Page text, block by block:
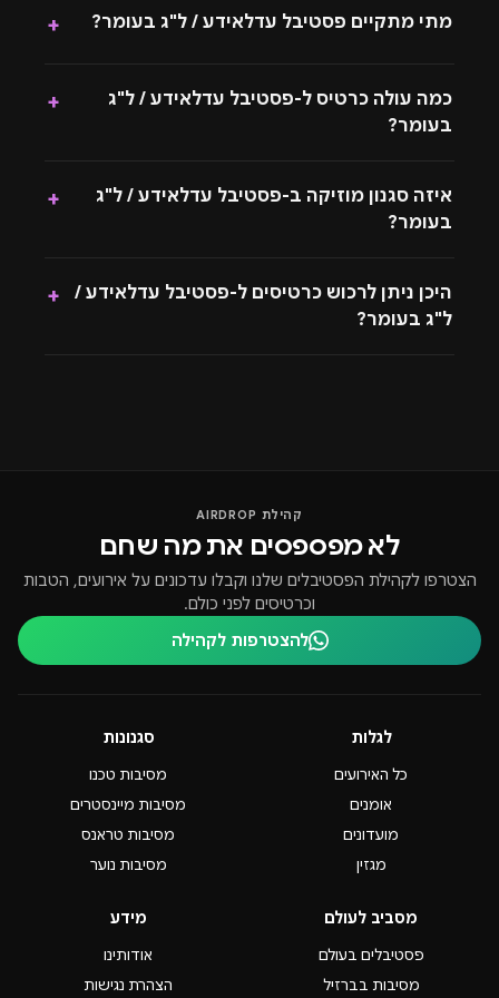
שחיים את המוזיקה ולא רק מגיעים לשמוע אותה.
מיקום ומתחם האירוע
בקרוב. המתחם ייבחר בהתאם לאופי האירוע, עם דגש על
נגישות, אווירה פתוחה, חיבור לטבע ותשתיות שיאפשרו חוויית
עד פרסום הפרטים המלאים, ניתן לצפות לאירוע באווירת
מתי מתקיים פסטיבל עדלאידע / ל"ג בעומר? +
כמה עולה כרטיס ל-פסטיבל עדלאידע / ל"ג
בעומר?
+
איזה סגנון מוזיקה ב-פסטיבל עדלאידע / ל"ג
בעומר?
+
היכן ניתן לרכוש כרטיסים ל-פסטיבל עדלאידע /
ל"ג בעומר?
+
קהילת AIRDROP
לא מפספסים את מה שחם
הצטרפו לקהילת הפסטיבלים שלנו וקבלו עדכונים על אירועים, הטבות
וכרטיסים לפני כולם.
להצטרפות לקהילה
לגלות
כל האירועים
אומנים
מועדונים
מגזין
סגנונות
מסיבות טכנו
מסיבות מיינסטרים
מסיבות טראנס
מסיבות נוער
מסביב לעולם
פסטיבלים בעולם
מסיבות בברזיל
מידע
אודותינו
הצהרת נגישות